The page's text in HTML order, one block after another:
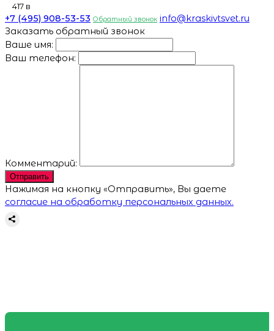
417 в
+7 (495) 908-53-53 Обратный звонок info@kraskivtsvet.ru
Заказать обратный звонок
Ваше имя:
Ваш телефон:
Комментарий:
Отправить
Нажимая на кнопку «Отправить», Вы даете
согласие на обработку персональных данных.